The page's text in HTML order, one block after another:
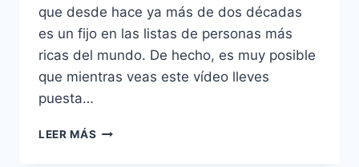
que desde hace ya más de dos décadas
es un fijo en las listas de personas más
ricas del mundo. De hecho, es muy posible
que mientras veas este vídeo lleves
puesta…
LEER MÁS DE